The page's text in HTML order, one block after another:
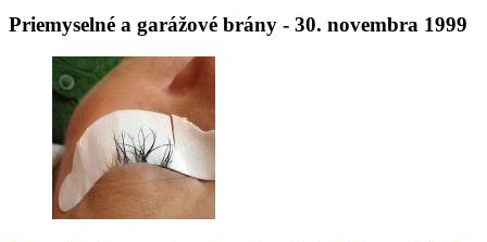
Priemyselné a garážové brány - 30. novembra 1999